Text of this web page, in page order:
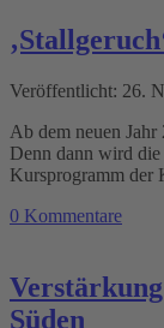
Veröffentlicht: 26.
Ab dem neuen Jahr
Denn dann wird die
Kursprogramm der
0 Kommentare
Verstärkung
Süden